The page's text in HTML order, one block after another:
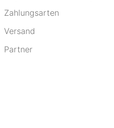
Zahlungsarten
Versand
Partner